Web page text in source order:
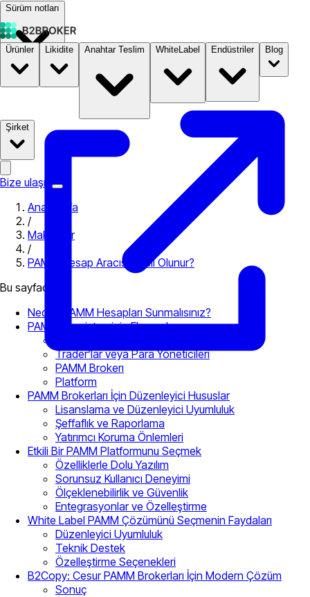
Sürüm notları
Dokümantasyon Fiyatlandırma B2STORE
Ürünler Likidite Anahtar Teslim WhiteLabel Endüstriler Blog
Şirket
Bize ulaşın
Ana Sayfa
/
Makaleler
/
PAMM Hesap Aracısı Nasıl Olunur?
Bu sayfada
Neden PAMM Hesapları Sunmalısınız?
PAMM Ekosisteminin Elemanları
Trader’lar veya Para Yöneticileri
PAMM Brokerı
Platform
PAMM Brokerları İçin Düzenleyici Hususlar
Lisanslama ve Düzenleyici Uyumluluk
Şeffaflık ve Raporlama
Yatırımcı Koruma Önlemleri
Etkili Bir PAMM Platformunu Seçmek
Özelliklerle Dolu Yazılım
Sorunsuz Kullanıcı Deneyimi
Ölçeklenebilirlik ve Güvenlik
Entegrasyonlar ve Özelleştirme
White Label PAMM Çözümünü Seçmenin Faydaları
Düzenleyici Uyumluluk
Teknik Destek
Özelleştirme Seçenekleri
B2Copy: Cesur PAMM Brokerları İçin Modern Çözüm
Sonuç